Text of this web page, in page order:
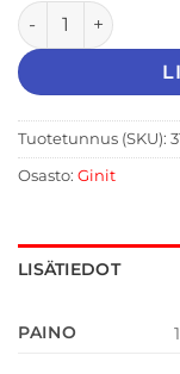
Gibson's Gin 1L
Tuotetunnus (SKU):
Osasto: Ginit
LISÄTIEDOT
PAINO